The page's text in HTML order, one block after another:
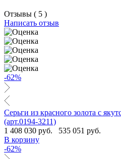
Отзывы ( 5 )
Написать отзыв
-62%
Серьги из красного золота с
(арт.0194-3211)
1 408 030 руб.
535 051 руб.
В корзину
-62%